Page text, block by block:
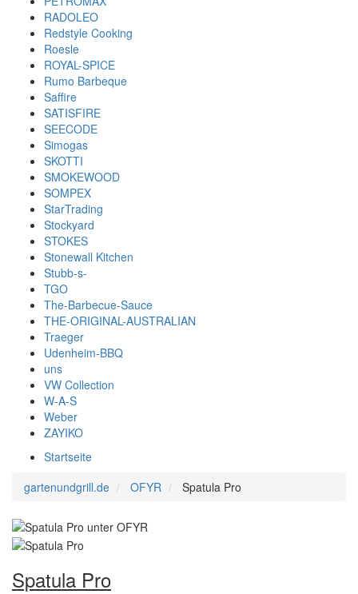
RADOLEO
Redstyle Cooking
Roesle
ROYAL-SPICE
Rumo Barbeque
Saffire
SATISFIRE
SEECODE
Simogas
SKOTTI
SMOKEWOOD
SOMPEX
StarTrading
Stockyard
STOKES
Stonewall Kitchen
Stubb-s-
TGO
The-Barbecue-Sauce
THE-ORIGINAL-AUSTRALIAN
Traeger
Udenheim-BBQ
uns
VW Collection
W-A-S
Weber
ZAYIKO
Startseite
gartenundgrill.de
OFYR Spatula Pro
Spatula Pro